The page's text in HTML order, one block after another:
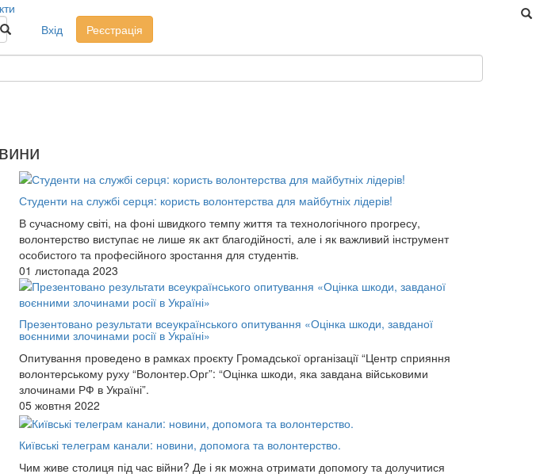
Вхід
Реєстрація
Студенти на службі серця: користь волонтерства для майбутніх лідерів!
В сучасному світі, на фоні швидкого темпу життя та технологічного прогресу,
волонтерство виступає не лише як акт благодійності, але і як важливий інструмент
особистого та професійного зростання для студентів.
01 листопада 2023
Презентовано результати всеукраїнського опитування «Оцінка шкоди, завданої
воєнними злочинами росії в Україні»
Опитування проведено в рамках проєкту Громадської організації “Центр сприяння
волонтерському руху “Волонтер.Орг”: “Оцінка шкоди, яка завдана військовими
злочинами РФ в Україні”.
05 жовтня 2022
Київські телеграм канали: новини, допомога та волонтерство.
Чим живе столиця під час війни? Де і як можна отримати допомогу та долучитися